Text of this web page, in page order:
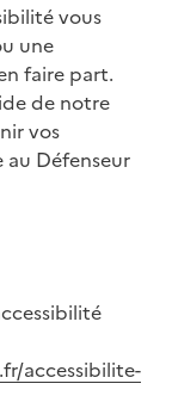
vous
une
faire part.
de notre
vos
au Défenseur
accessibilite-